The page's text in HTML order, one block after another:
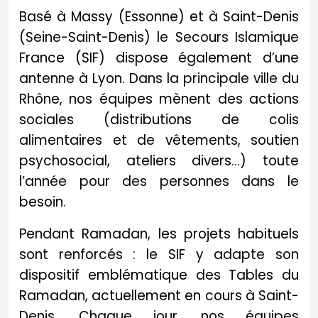
Basé à Massy (Essonne) et à Saint-Denis
(Seine-Saint-Denis) le Secours Islamique
France (SIF) dispose également d’une
antenne à Lyon. Dans la principale ville du
Rhône, nos équipes mènent des actions
sociales (distributions de colis
alimentaires et de vêtements, soutien
psychosocial, ateliers divers…) toute
l’année pour des personnes dans le
besoin.
Pendant Ramadan, les projets habituels
sont renforcés : le SIF y adapte son
dispositif emblématique des Tables du
Ramadan, actuellement en cours à Saint-